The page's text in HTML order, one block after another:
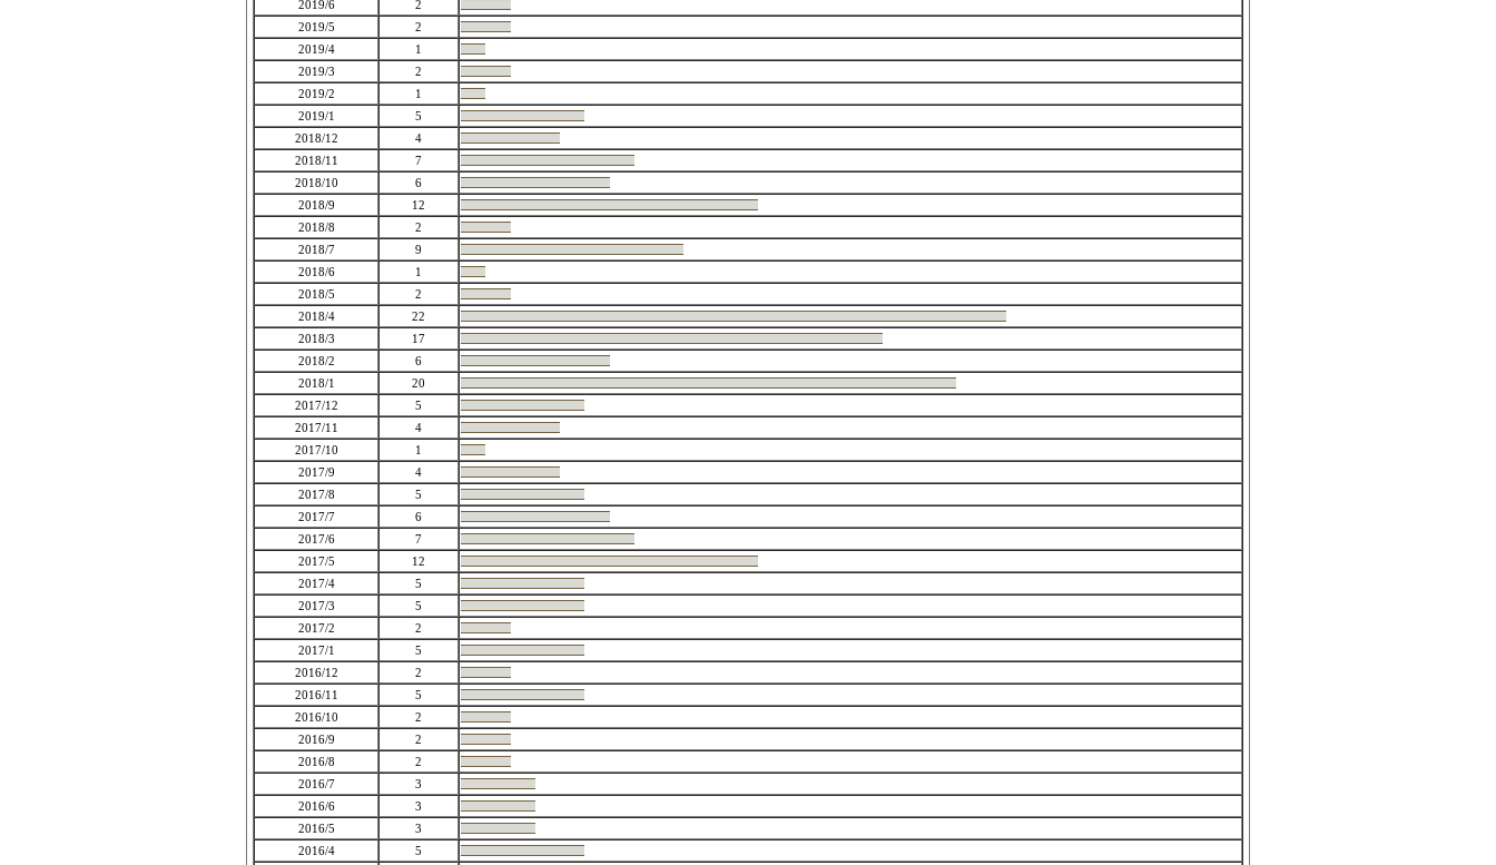
2019/6
2
2019/5
2
2019/4
1
2019/3
2
2019/2
1
2019/1
5
2018/12
4
2018/11
7
2018/10
6
2018/9
12
2018/8
2
2018/7
9
2018/6
1
2018/5
2
2018/4
22
2018/3
17
2018/2
6
2018/1
20
2017/12
5
2017/11
4
2017/10
1
2017/9
4
2017/8
5
2017/7
6
2017/6
7
2017/5
12
2017/4
5
2017/3
5
2017/2
2
2017/1
5
2016/12
2
2016/11
5
2016/10
2
2016/9
2
2016/8
2
2016/7
3
2016/6
3
2016/5
3
2016/4
5